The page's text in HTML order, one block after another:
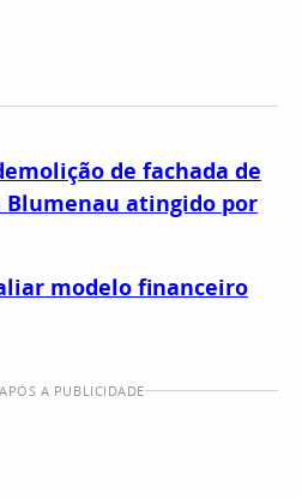
de fachada de
atingido por
modelo financeiro
A PUBLICIDADE